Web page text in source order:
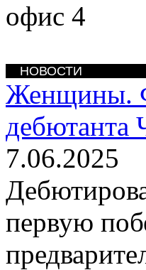
офис 4
НОВОСТИ
Женщины.
7.06.2025
первую